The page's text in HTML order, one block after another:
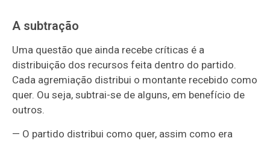
A subtração
Uma questão que ainda recebe críticas é a
distribuição dos recursos feita dentro do partido.
Cada agremiação distribui o montante recebido como
quer. Ou seja, subtrai-se de alguns, em benefício de
outros.
— O partido distribui como quer, assim como era